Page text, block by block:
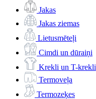
Jakas
Jakas ziemas
Lietusmēteļi
Cimdi un dūraiņi
Krekli un T-krekli
Termoveļa
Termozeķes